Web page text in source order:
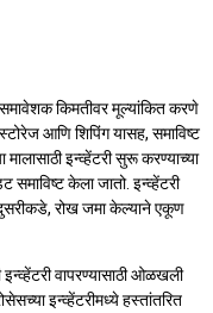
किमतीवर मूल्यांकित करणे
आणि शिपिंग यासह, समाविष्ट
मालासाठी इन्व्हेंटरी सुरू करण्याच्या
समाविष्ट केला जातो. इन्व्हेंटरी
दुसरीकडे, रोख जमा केल्याने एकूण
वापरण्यासाठी ओळखली
इन्व्हेंटरीमध्ये हस्तांतरित